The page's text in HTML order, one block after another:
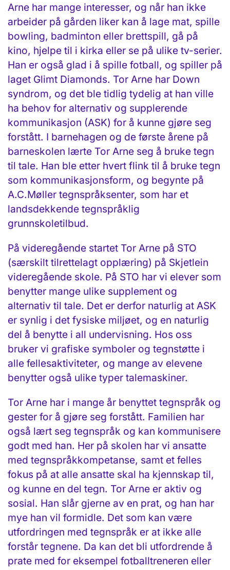
Arne har mange interesser, og når han ikke
arbeider på gården liker kan å lage mat, spille
bowling, badminton eller brettspill, gå på
kino, hjelpe til i kirka eller se på ulike tv-serier.
Han er også glad i å spille fotball, og spiller på
laget Glimt Diamonds. Tor Arne har Down
syndrom, og det ble tidlig tydelig at han ville
ha behov for alternativ og supplerende
kommunikasjon (ASK) for å kunne gjøre seg
forstått. I barnehagen og de første årene på
barneskolen lærte Tor Arne seg å bruke tegn
til tale. Han ble etter hvert flink til å bruke tegn
som kommunikasjonsform, og begynte på
A.C.Møller tegnspråksenter, som har et
landsdekkende tegnspråklig
grunnskoletilbud.
På videregående startet Tor Arne på STO
(særskilt tilrettelagt opplæring) på Skjetlein
videregående skole. På STO har vi elever som
benytter mange ulike supplement og
alternativ til tale. Det er derfor naturlig at ASK
er synlig i det fysiske miljøet, og en naturlig
del å benytte i all undervisning. Hos oss
bruker vi grafiske symboler og tegnstøtte i
alle fellesaktiviteter, og mange av elevene
benytter også ulike typer talemaskiner.
Tor Arne har i mange år benyttet tegnspråk og
gester for å gjøre seg forstått. Familien har
også lært seg tegnspråk og kan kommunisere
godt med han. Her på skolen har vi ansatte
med tegnspråkkompetanse, samt et felles
fokus på at alle ansatte skal ha kjennskap til,
og kunne en del tegn. Tor Arne er aktiv og
sosial. Han slår gjerne av en prat, og han har
mye han vil formidle. Det som kan være
utfordringen med tegnspråk er at ikke alle
forstår tegnene. Da kan det bli utfordrende å
prate med for eksempel fotballtreneren eller